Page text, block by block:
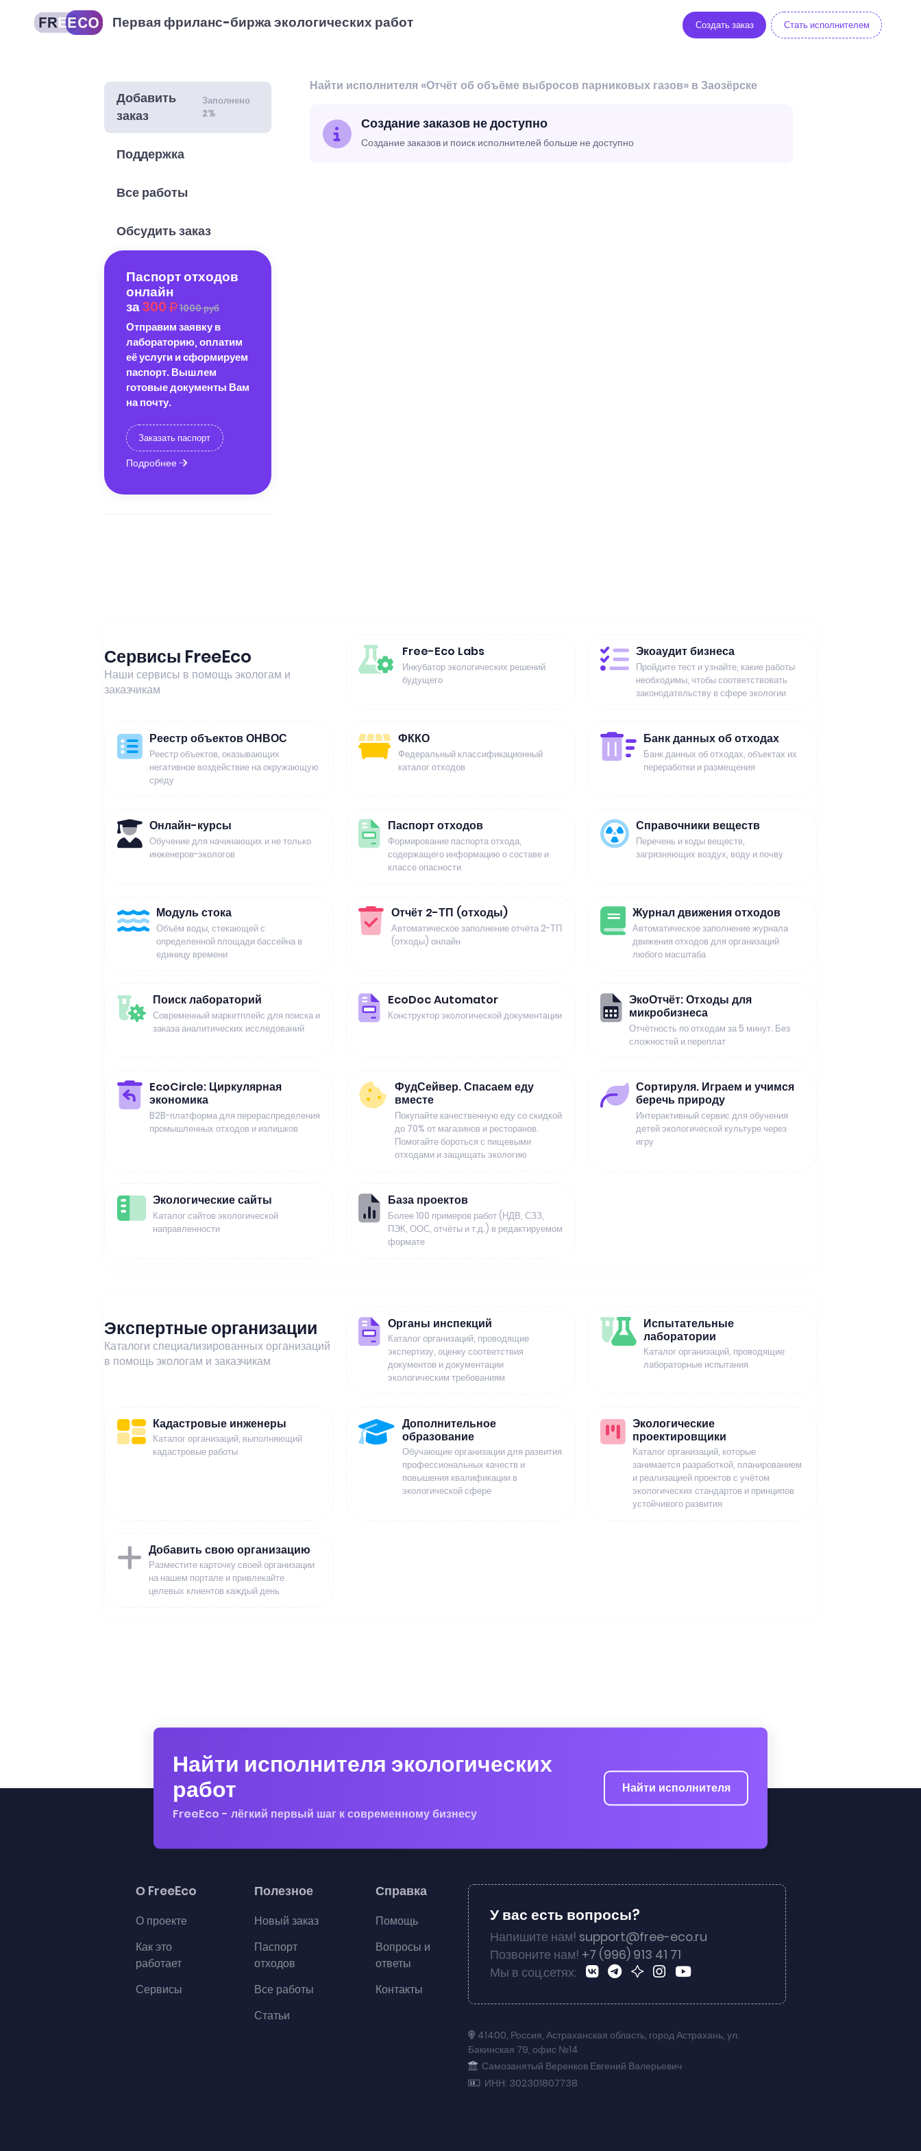
Первая фриланс-биржа экологических работ Создать заказ Стать исполнителем
Добавить
заказ
Заполнено
2%
Поддержка
Все работы
Обсудить заказ
Паспорт отходов
онлайн
за300 1000 руб
Отправим заявку в
лабораторию, оплатим
её услуги и сформируем
паспорт. Вышлем
готовые документы Вам
на почту.
Заказать паспорт
Подробнее
Найти исполнителя «Отчёт об объёме выбросов парниковых газов» в Заозёрске
Создание заказов не доступно
Создание заказов и поиск исполнителей больше не доступно
Сервисы FreeEco
Наши сервисы в помощь экологам и
заказчикам
Free-Eco Labs
Инкубатор экологических решений
будущего
Экоаудит бизнеса
Пройдите тест и узнайте, какие работы
необходимы, чтобы соответствовать
законодательству в сфере экологии
Реестр объектов ОНВОС
Реестр объектов, оказывающих
негативное воздействие на окружающую
среду
ФККО
Федеральный классификационный
каталог отходов
Банк данных об отходах
Банк данных об отходах, объектах их
переработки и размещения
Онлайн-курсы
Обучение для начинающих и не только
инженеров-экологов
Паспорт отходов
Формирование паспорта отхода,
содержащего информацию о составе и
классе опасности
Справочники веществ
Перечень и коды веществ,
загрязняющих воздух, воду и почву
Модуль стока
Объём воды, стекающей с
определенной площади бассейна в
единицу времени
Отчёт 2-ТП (отходы)
Автоматическое заполнение отчёта 2-ТП
(отходы) онлайн
Журнал движения отходов
Автоматическое заполнение журнала
движения отходов для организаций
любого масштаба
Поиск лабораторий
Современный маркетплейс для поиска и
заказа аналитических исследований
EcoDoc Automator
Конструктор экологической документации
ЭкоОтчёт: Отходы для
микробизнеса
Отчётность по отходам за 5 минут. Без
сложностей и переплат
EcoCircle: Циркулярная
экономика
B2B-платформа для перераспределения
промышленных отходов и излишков
ФудСейвер. Спасаем еду
вместе
Покупайте качественную еду со скидкой
до 70% от магазинов и ресторанов.
Помогайте бороться с пищевыми
отходами и защищать экологию
Сортируля. Играем и учимся
беречь природу
Интерактивный сервис для обучения
детей экологической культуре через
игру
Экологические сайты
Каталог сайтов экологической
направленности
База проектов
Более 100 примеров работ (НДВ, СЗЗ,
ПЭК, ООС, отчёты и т.д.) в редактируемом
формате
Экспертные организации
Каталоги специализированных организаций
в помощь экологам и заказчикам
Органы инспекций
Каталог организаций, проводящие
экспертизу, оценку соответствия
документов и документации
экологическим требованиям
Испытательные
лаборатории
Каталог организаций, проводящие
лабораторные испытания
Кадастровые инженеры
Каталог организаций, выполняющий
кадастровые работы
Дополнительное
образование
Обучающие организации для развития
профессиональных качеств и
повышения квалификации в
экологической сфере
Экологические
проектировщики
Каталог организаций, которые
занимается разработкой, планированием
и реализацией проектов с учётом
экологических стандартов и принципов
устойчивого развития
Добавить свою организацию
Разместите карточку своей организации
на нашем портале и привлекайте
целевых клиентов каждый день
Найти исполнителя экологических
работ
FreeEco - лёгкий первый шаг к современному бизнесу
Найти исполнителя
О FreeEco
О проекте
Как это
работает
Сервисы
Полезное
Новый заказ
Паспорт
отходов
Все работы
Статьи
Справка
Помощь
Вопросы и
ответы
Контакты
У вас есть вопросы?
Напишите нам! support@free-eco.ru
Позвоните нам! +7 (996) 913 41 71
Мы в соц.сетях:
41400, Россия, Астраханская область, город Астрахань, ул.
Бакинская 79, офис №14
Самозанятый Веренков Евгений Валерьевич
ИНН: 302301807738